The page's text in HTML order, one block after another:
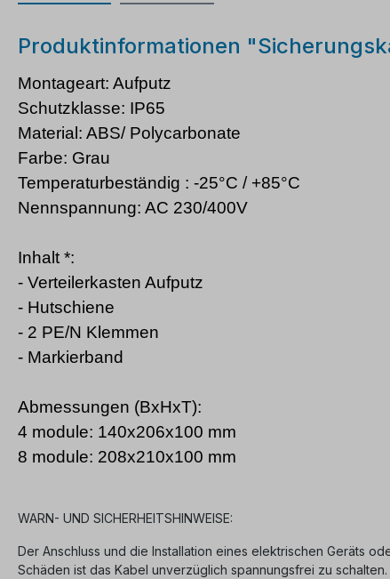
Produktinformationen
Montageart: Aufputz
Schutzklasse: IP65
Material: ABS/ Polycarbonate
Farbe: Grau
Temperaturbeständig : -25°C / +85°C
Nennspannung: AC 230/400V
Inhalt *:
- Verteilerkasten Aufputz
- Hutschiene
- 2 PE/N Klemmen
- Markierband
Abmessungen (BxHxT):
4 module: 140x206x100 mm
8 module: 208x210x100 mm
WARN- UND SICHERHEITSHINWEISE:
Der Anschluss und die Installation eines elektrischen Geräts
Schäden ist das Kabel unverzüglich spannungsfrei zu